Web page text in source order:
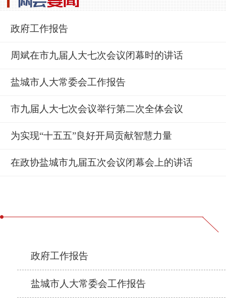
政府工作报告
周斌在市九届人大七次会议闭幕时的讲话
盐城市人大常委会工作报告
市九届人大七次会议举行第二次全体会议
为实现“十五五”良好开局贡献智慧力量
在政协盐城市九届五次会议闭幕会上的讲话
政府工作报告
盐城市人大常委会工作报告